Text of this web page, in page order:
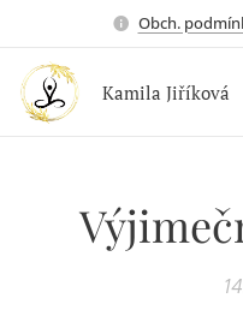
Obch.
Kamila Jiříková